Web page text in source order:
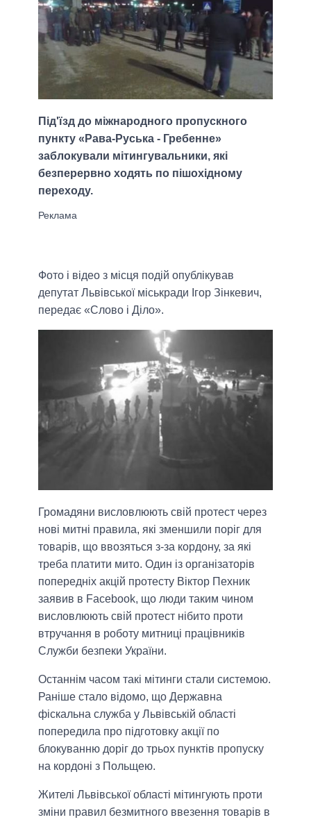
Під'їзд до міжнародного пропускного
пункту «Рава-Руська - Гребенне»
заблокували мітингувальники, які
безперервно ходять по пішохідному
переходу.
Фото і відео з місця подій опублікував
депутат Львівської міськради Ігор Зінкевич,
передає «Слово і Діло».
Громадяни висловлюють свій протест через
нові митні правила, які зменшили поріг для
товарів, що ввозяться з-за кордону, за які
треба платити мито. Один із організаторів
попередніх акцій протесту Віктор Пехник
заявив в Facebook, що люди таким чином
висловлюють свій протест нібито проти
втручання в роботу митниці працівників
Служби безпеки України.
Останнім часом такі мітинги стали системою.
Раніше стало відомо, що Державна
фіскальна служба у Львівській області
попередила про підготовку акції по
блокуванню доріг до трьох пунктів пропуску
на кордоні з Польщею.
Жителі Львівської області мітингують проти
зміни правил безмитного ввезення товарів в